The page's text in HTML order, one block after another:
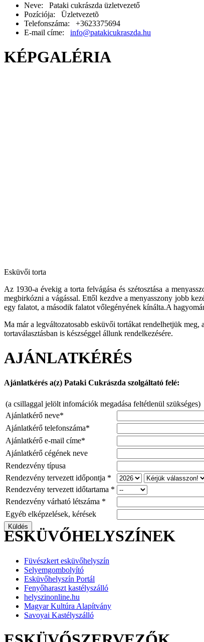
Neve: Pataki cukrászda üzletvezető
Pozíciója: Üzletvezetõ
Telefonszáma: +3623375694
E-mail címe: info@patakicukraszda.hu
KÉPGALÉRIA
Esküvői torta
Az 1930-a évekig a torta felvágása és szétosztása a
megbirkózni a vágással. Ettől kezdve a menyasszony jobb
egy falatot, a második falatot vőlegényének kínálta.A
Ma már a legváltozatosabb esküvői tortákat rendelhetjük
tortaválasztásban is készséggel állunk rendelkezésére.
AJÁNLATKÉRÉS
Ajánlatkérés a(z) Pataki Cukrászda szolgáltató felé:
(a csillaggal jelölt infomációk megadása feltétlenül szükséges)
Ajánlatkérő neve*
Ajánlatkérő telefonszáma*
Ajánlatkérő e-mail címe*
Ajánlatkérő cégének neve
Rendezvény típusa
Rendezvény tervezett időpontja *
Rendezvény tervezett időtartama *
Rendezvény várható létszáma *
Egyéb elképzelések, kérések
ESKÜVŐHELYSZÍNEK
Füvészkert esküvőhelyszín
Selyemgombolyító
Esküvőhelyszín Portál
Fenyőharaszt kastélyszálló
helyszinonline.hu
Magyar Kultúra Alapítvány
Savoyai Kastélyszálló